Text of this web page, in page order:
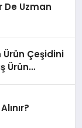
Uzman
Çeşidini
Ürün